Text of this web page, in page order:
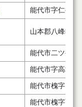
能代市字仁井田
山本郡八峰町八
能代市二ツ井町
能代市字高塙６
能代市槐字四日
能代市槐字西田